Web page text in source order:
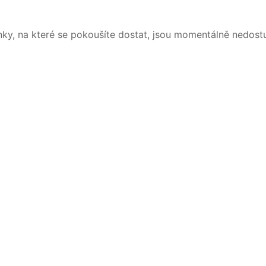
na které se pokoušíte dostat, jsou momentálně